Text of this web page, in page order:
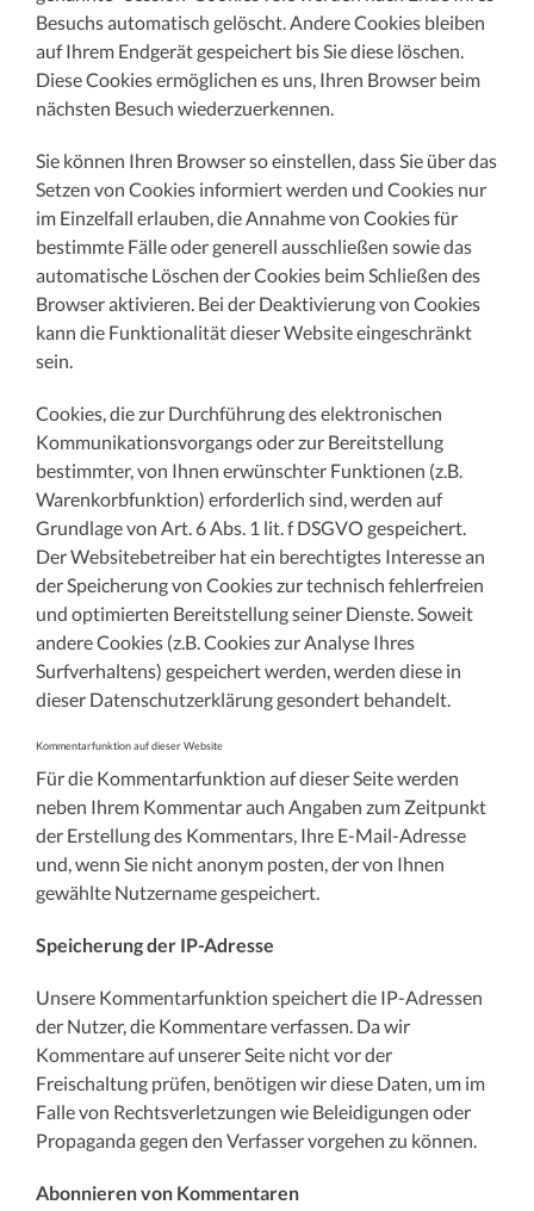
Besuchs automatisch gelöscht. Andere Cookies bleiben
auf Ihrem Endgerät gespeichert bis Sie diese löschen.
Diese Cookies ermöglichen es uns, Ihren Browser beim
nächsten Besuch wiederzuerkennen.
Sie können Ihren Browser so einstellen, dass Sie über das
Setzen von Cookies informiert werden und Cookies nur
im Einzelfall erlauben, die Annahme von Cookies für
bestimmte Fälle oder generell ausschließen sowie das
automatische Löschen der Cookies beim Schließen des
Browser aktivieren. Bei der Deaktivierung von Cookies
kann die Funktionalität dieser Website eingeschränkt
sein.
Cookies, die zur Durchführung des elektronischen
Kommunikationsvorgangs oder zur Bereitstellung
bestimmter, von Ihnen erwünschter Funktionen (z.B.
Warenkorbfunktion) erforderlich sind, werden auf
Grundlage von Art. 6 Abs. 1 lit. f DSGVO gespeichert.
Der Websitebetreiber hat ein berechtigtes Interesse an
der Speicherung von Cookies zur technisch fehlerfreien
und optimierten Bereitstellung seiner Dienste. Soweit
andere Cookies (z.B. Cookies zur Analyse Ihres
Surfverhaltens) gespeichert werden, werden diese in
dieser Datenschutzerklärung gesondert behandelt.
Kommentarfunktion auf dieser Website
Für die Kommentarfunktion auf dieser Seite werden
neben Ihrem Kommentar auch Angaben zum Zeitpunkt
der Erstellung des Kommentars, Ihre E-Mail-Adresse
und, wenn Sie nicht anonym posten, der von Ihnen
gewählte Nutzername gespeichert.
Speicherung der IP-Adresse
Unsere Kommentarfunktion speichert die IP-Adressen
der Nutzer, die Kommentare verfassen. Da wir
Kommentare auf unserer Seite nicht vor der
Freischaltung prüfen, benötigen wir diese Daten, um im
Falle von Rechtsverletzungen wie Beleidigungen oder
Propaganda gegen den Verfasser vorgehen zu können.
Abonnieren von Kommentaren